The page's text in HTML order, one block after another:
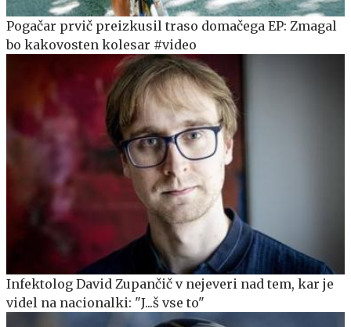
Pogačar prvič preizkusil traso domačega EP: Zmagal
bo kakovosten kolesar #video
Infektolog David Zupančič v nejeveri nad tem, kar je
videl na nacionalki: "J...š vse to"